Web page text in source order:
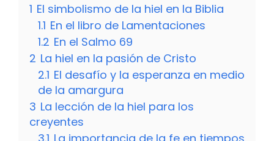
1 El simbolismo de la hiel en la Biblia
1.1 En el libro de Lamentaciones
1.2 En el Salmo 69
2 La hiel en la pasión de Cristo
2.1 El desafío y la esperanza en medio
de la amargura
3 La lección de la hiel para los
creyentes